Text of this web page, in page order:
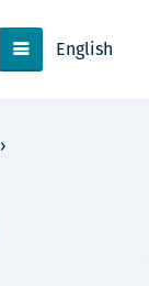
English
›